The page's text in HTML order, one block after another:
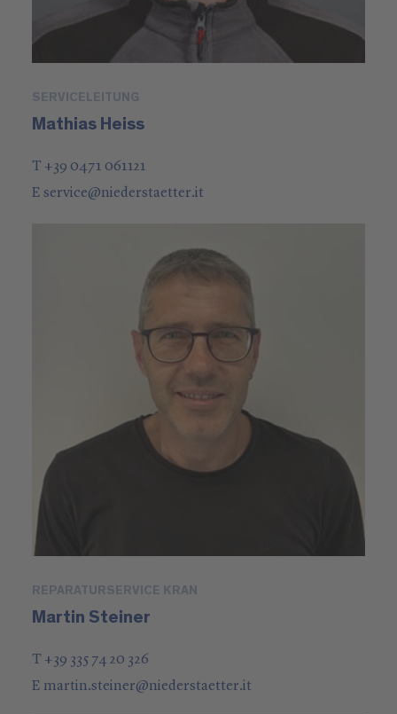
SERVICELEITUNG
Mathias Heiss
T +39 0471 061121
Eservice@niederstaetter.it
REPARATURSERVICE KRAN
Martin Steiner
T +39 335 74 20 326
E martin.steiner@niederstaetter.it